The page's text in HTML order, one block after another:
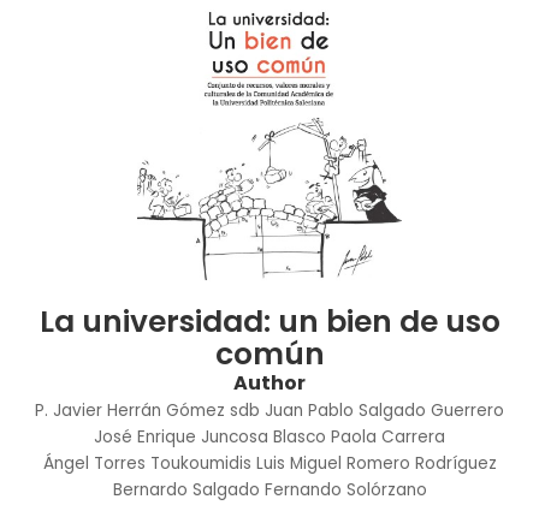
La universidad: un bien de uso
común
Author
P. Javier Herrán Gómez sdb Juan Pablo Salgado Guerrero
José Enrique Juncosa Blasco Paola Carrera
Ángel Torres Toukoumidis Luis Miguel Romero Rodríguez
Bernardo Salgado Fernando Solórzano